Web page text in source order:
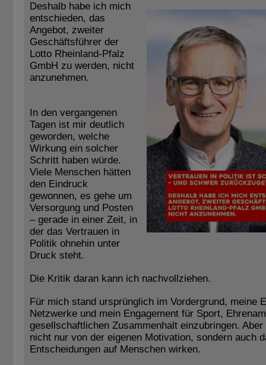
Deshalb habe ich mich
entschieden, das
Angebot, zweiter
Geschäftsführer der
Lotto Rheinland-Pfalz
GmbH zu werden, nicht
anzunehmen.
In den vergangenen
Tagen ist mir deutlich
geworden, welche
Wirkung ein solcher
Schritt haben würde.
Viele Menschen hätten
den Eindruck
gewonnen, es gehe um
Versorgung und Posten
– gerade in einer Zeit, in
der das Vertrauen in
Politik ohnehin unter
Druck steht.
Die Kritik daran kann ich nachvollziehen.
Für mich stand ursprünglich im Vordergrund, meine
Netzwerke und mein Engagement für Sport,
gesellschaftlichen Zusammenhalt einzubringen.
nicht nur von der eigenen Motivation, sondern auch
Entscheidungen auf Menschen wirken.